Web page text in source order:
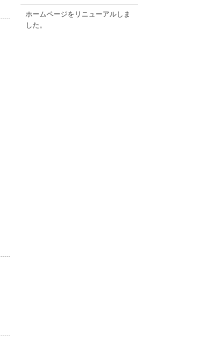
ホームページをリニューアルしま
した。